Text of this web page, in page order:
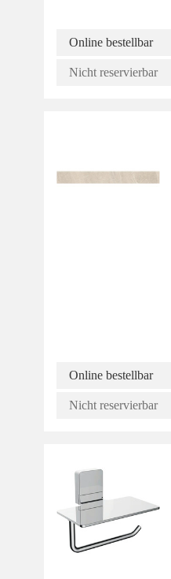
Online bestellbar
Nicht reservierbar
Online bestellbar
Nicht reservierbar